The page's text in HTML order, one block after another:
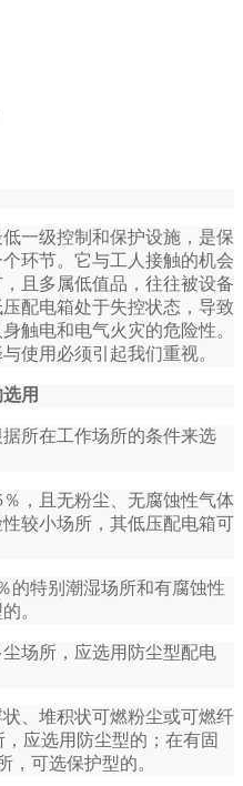
一级控制和保护设施，是保
环节。它与工人接触的机会
且多属低值品，往往被设备
配电箱处于失控状态，导致
触电和电气火灾的危险性。
使用必须引起我们重视。
用
所在工作场所的条件来选
％，且无粉尘、无腐蚀性气体
较小场所，其低压配电箱可
的特别潮湿场所和有腐蚀性
。
尘场所，应选用防尘型配电
状、堆积状可燃粉尘或可燃纤
应选用防尘型的；在有固
，可选保护型的。